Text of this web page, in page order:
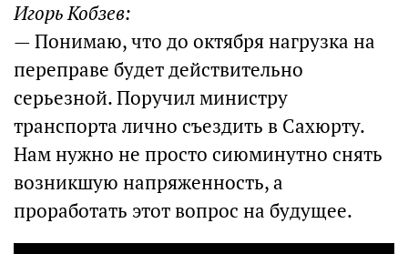
Игорь Кобзев:
— Понимаю, что до октября нагрузка на
переправе будет действительно
серьезной. Поручил министру
транспорта лично съездить в Сахюрту.
Нам нужно не просто сиюминутно снять
возникшую напряженность, а
проработать этот вопрос на будущее.